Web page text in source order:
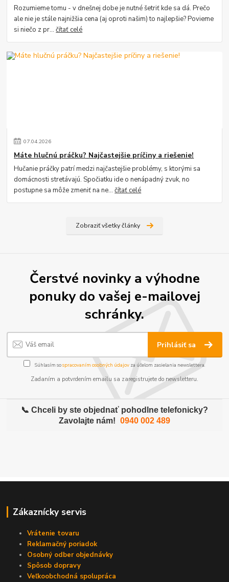
Rozumieme tomu - v dnešnej dobe je nutné šetriť kde sa dá. Prečo
ale nie je stále najnižšia cena (aj oproti našim) to najlepšie? Povieme
si niečo z pr...čítať celé
07.04.2026
Máte hlučnú práčku? Najčastejšie príčiny a riešenie!
Hučanie práčky patrí medzi najčastejšie problémy, s ktorými sa
domácnosti stretávajú. Spočiatku ide o nenápadný zvuk, no
postupne sa môže zmeniť na ne...čítať celé
Zobraziť všetky články
Čerstvé novinky a výhodne
ponuky do vašej e-mailovej
schránky.
Prihlásiť sa
Súhlasím sospracovaním osobných údajov za účelom zasielania newslettera.
Zadaním a potvrdením emailu sa zaregistrujete do newsletteru.
📞 Chceli by ste objednať pohodlne telefonicky?
Zavolajte nám! 0940 002 489
Zákaznícky servis
Vrátenie tovaru
Reklamačný poriadok
Osobný odber objednávky
Spôsob dopravy
Veľkoobchodná spolupráca